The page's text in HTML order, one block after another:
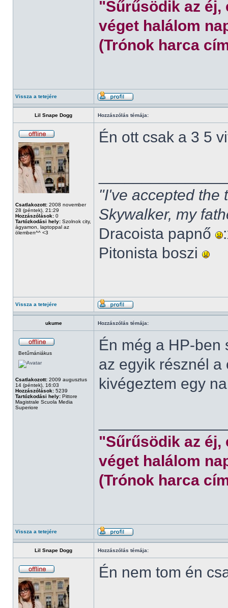
"Sűrűsödik az éj,
véget halálom
(Trónok harca
Vissza a tetejére
Lil Snape Dogg Hozzászólás témája:
Csatlakozott: 2008 november
28 (péntek), 21:29
Hozzászólások: 0
Tartózkodási hely: Szolnok city,
ágyamon, laptoppal az
ölemben^^ <3
Én ott csak a 3 5
"I've accepted the
Skywalker, my
Dracoista papnő
Pitonista boszi
Vissza a tetejére
ukume Hozzászólás témája:
Betűmániákus
Csatlakozott: 2009 augusztus
14 (péntek), 16:03
Hozzászólások: 5239
Tartózkodási hely: Pittore
Magistrale Scuola Media
Superiore
Én még a HP-ben
az egyik résznél
kivégeztem egy
"Sűrűsödik az éj,
véget halálom
(Trónok harca
Vissza a tetejére
Lil Snape Dogg Hozzászólás témája:
Én nem tom én